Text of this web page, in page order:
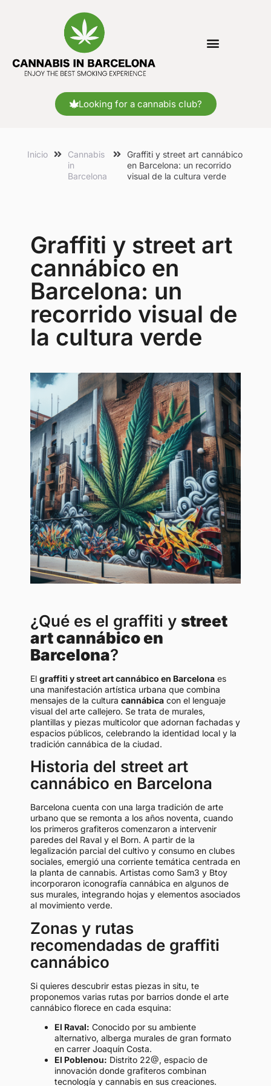
Looking for a cannabis club?
Inicio
Cannabis
in
Barcelona
Graffiti y street art cannábico
en Barcelona: un recorrido
visual de la cultura verde
Graffiti y street art
cannábico en
Barcelona: un
recorrido visual de
la cultura verde
¿Qué es el graffiti y street
art cannábico en
Barcelona?
El graffiti y street art cannábico en Barcelona es
una manifestación artística urbana que combina
mensajes de la cultura cannábica con el lenguaje
visual del arte callejero. Se trata de murales,
plantillas y piezas multicolor que adornan fachadas y
espacios públicos, celebrando la identidad local y la
tradición cannábica de la ciudad.
Historia del street art
cannábico en Barcelona
Barcelona cuenta con una larga tradición de arte
urbano que se remonta a los años noventa, cuando
los primeros grafiteros comenzaron a intervenir
paredes del Raval y el Born. A partir de la
legalización parcial del cultivo y consumo en clubes
sociales, emergió una corriente temática centrada en
la planta de cannabis. Artistas como Sam3 y Btoy
incorporaron iconografía cannábica en algunos de
sus murales, integrando hojas y elementos asociados
al movimiento verde.
Zonas y rutas
recomendadas de graffiti
cannábico
Si quieres descubrir estas piezas in situ, te
proponemos varias rutas por barrios donde el arte
cannábico florece en cada esquina:
El Raval: Conocido por su ambiente
alternativo, alberga murales de gran formato
en carrer Joaquín Costa.
El Poblenou: Distrito 22@, espacio de
innovación donde grafiteros combinan
tecnología y cannabis en sus creaciones.